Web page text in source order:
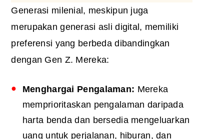
Generasi milenial, meskipun juga
merupakan generasi asli digital, memiliki
preferensi yang berbeda dibandingkan
dengan Gen Z. Mereka:
Menghargai Pengalaman: Mereka
memprioritaskan pengalaman daripada
harta benda dan bersedia mengeluarkan
uang untuk perjalanan, hiburan, dan